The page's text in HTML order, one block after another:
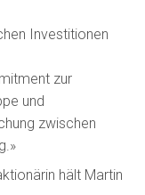
Investitionen
zur
und
zwischen
hält Martin